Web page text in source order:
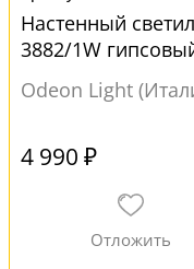
Настенный
3882/1W
Odeon Light
4 990 ₽